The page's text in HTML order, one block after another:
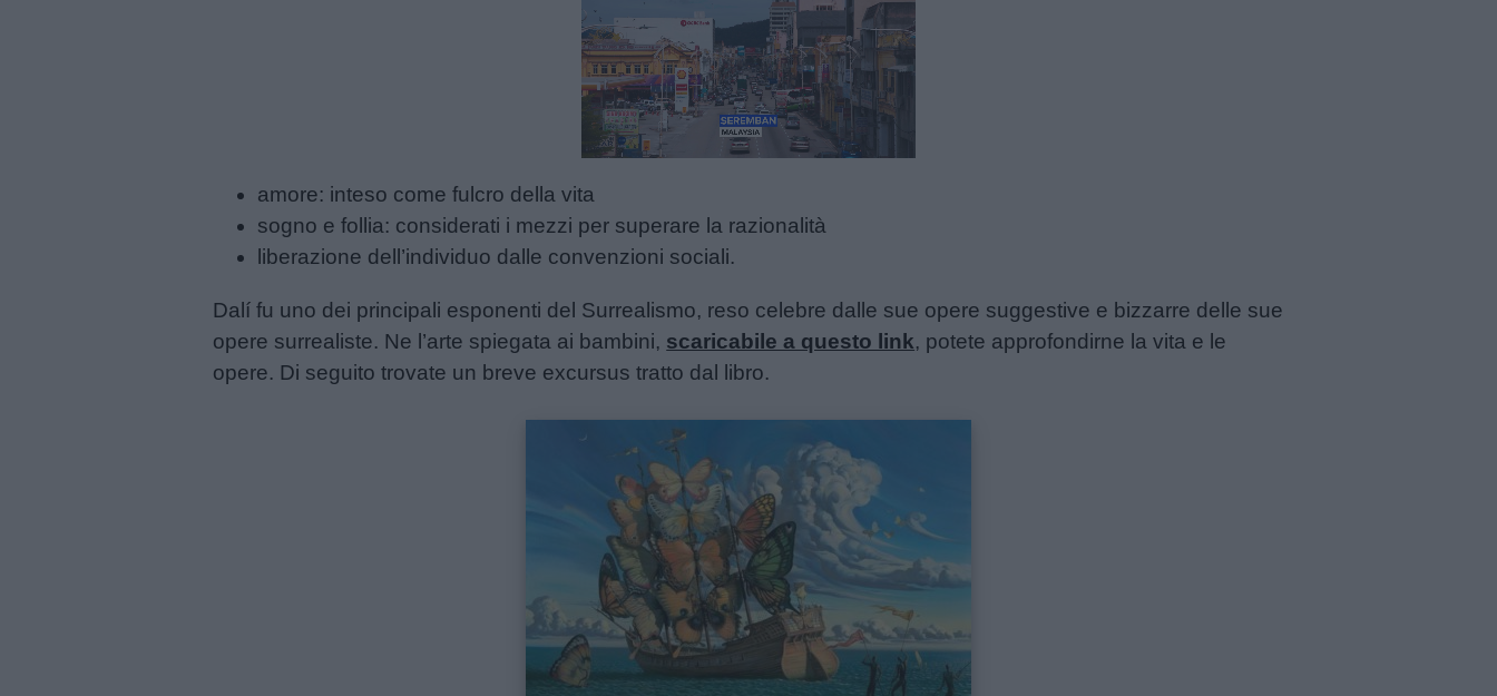
Unmute
25.12%
amore: inteso come fulcro della vita
sogno e follia: considerati i mezzi per superare la razionalità
liberazione dell’individuo dalle convenzioni sociali.
Dalí fu uno dei principali esponenti del Surrealismo, reso celebre dalle sue opere suggestive e bizzarre delle sue
opere surrealiste. Ne l’arte spiegata ai bambini, scaricabile a questo link, potete approfondirne la vita e le
opere. Di seguito trovate un breve excursus tratto dal libro.